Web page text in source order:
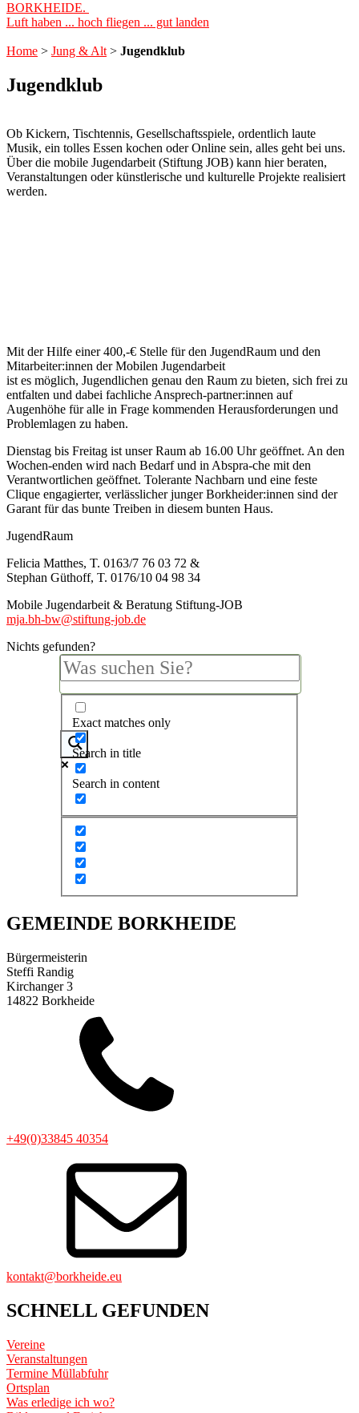
BORKHEIDE.
Luft haben ... hoch fliegen ... gut landen
Home > Jung & Alt > Jugendklub
Jugendklub
Ob Kickern, Tischtennis, Gesellschaftsspiele, ordentlich laute
Musik, ein tolles Essen kochen oder Online sein, alles geht bei uns.
Über die mobile Jugendarbeit (Stiftung JOB) kann hier beraten,
Veranstaltungen oder künstlerische und kulturelle Projekte realisiert
werden.
Mit der Hilfe einer 400,-€ Stelle für den JugendRaum und den
Mitarbeiter:innen der Mobilen Jugendarbeit
ist es möglich, Jugendlichen genau den Raum zu bieten, sich frei zu
entfalten und dabei fachliche Ansprech-partner:innen auf
Augenhöhe für alle in Frage kommenden Herausforderungen und
Problemlagen zu haben.
Dienstag bis Freitag ist unser Raum ab 16.00 Uhr geöffnet. An den
Wochen-enden wird nach Bedarf und in Abspra-che mit den
Verantwortlichen geöffnet. Tolerante Nachbarn und eine feste
Clique engagierter, verlässlicher junger Borkheider:innen sind der
Garant für das bunte Treiben in diesem bunten Haus.
JugendRaum
Felicia Matthes, T. 0163/7 76 03 72 &
Stephan Güthoff, T. 0176/10 04 98 34
Mobile Jugendarbeit & Beratung Stiftung-JOB
mja.bh-bw@stiftung-job.de
Nichts gefunden?
Exact matches only
Search in title
Search in content
GEMEINDE BORKHEIDE
Bürgermeisterin
Steffi Randig
Kirchanger 3
14822 Borkheide
+49(0)33845 40354
kontakt@borkheide.eu
SCHNELL GEFUNDEN
Vereine
Veranstaltungen
Termine Müllabfuhr
Ortsplan
Was erledige ich wo?